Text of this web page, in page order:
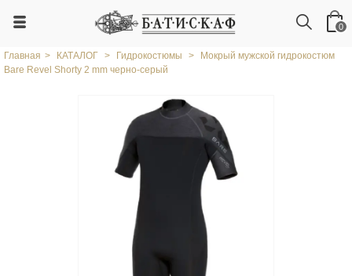
0
Главная > КАТАЛОГ > Гидрокостюмы >
Мокрый мужской гидрокостюм
Bare Revel Shorty 2 mm черно-серый